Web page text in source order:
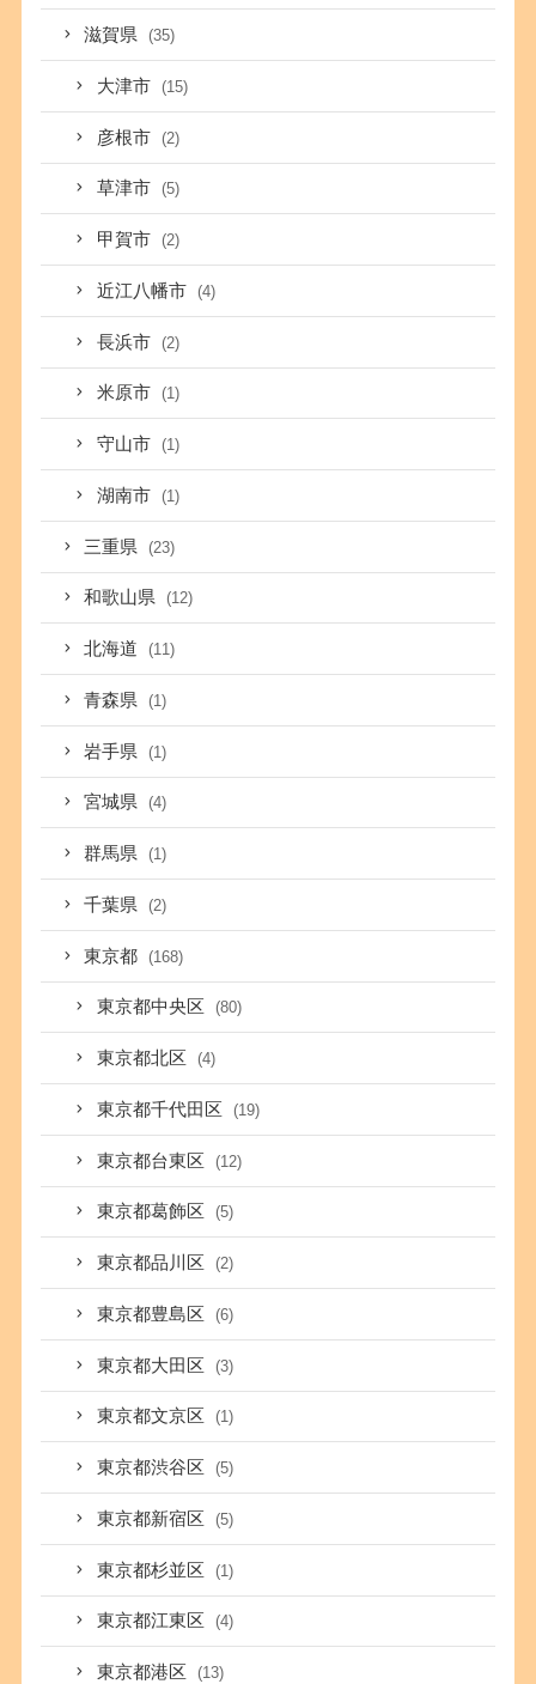
滋賀県 (35)
大津市 (15)
彦根市 (2)
草津市 (5)
甲賀市 (2)
近江八幡市 (4)
長浜市 (2)
米原市 (1)
守山市 (1)
湖南市 (1)
三重県 (23)
和歌山県 (12)
北海道 (11)
青森県 (1)
岩手県 (1)
宮城県 (4)
群馬県 (1)
千葉県 (2)
東京都 (168)
東京都中央区 (80)
東京都北区 (4)
東京都千代田区 (19)
東京都台東区 (12)
東京都葛飾区 (5)
東京都品川区 (2)
東京都豊島区 (6)
東京都大田区 (3)
東京都文京区 (1)
東京都渋谷区 (5)
東京都新宿区 (5)
東京都杉並区 (1)
東京都江東区 (4)
東京都港区 (13)